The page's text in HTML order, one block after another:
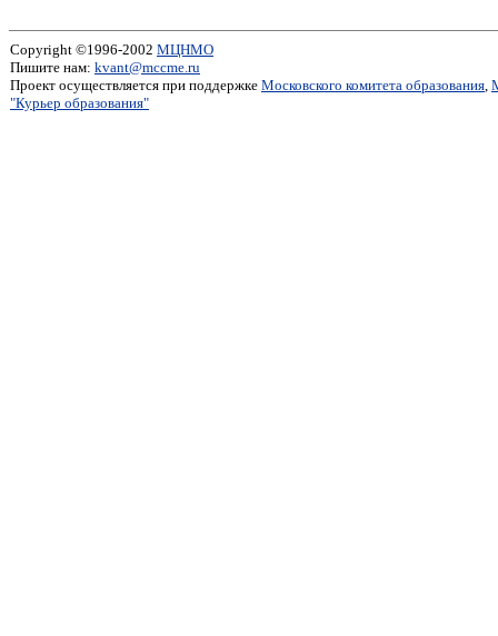
Copyright ©1996-2002 МЦНМО
Пишите нам: kvant@mccme.ru
Проект осуществляется при поддержке Московского комитета образования,
"Курьер образования"